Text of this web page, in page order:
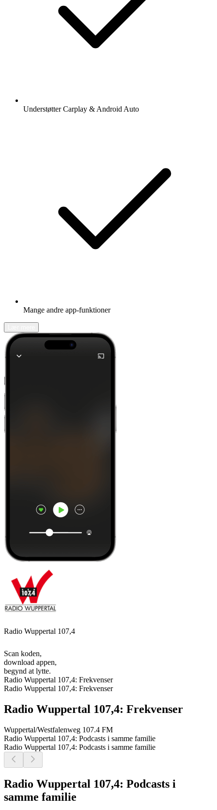
Understøtter Carplay & Android Auto
Mange andre app-funktioner
Radio Wuppertal 107,4
Scan koden,
download appen,
begynd at lytte.
Radio Wuppertal 107,4: Frekvenser
Radio Wuppertal 107,4: Frekvenser
Radio Wuppertal 107,4: Frekvenser
Wuppertal/Westfalenweg 107.4 FM
Radio Wuppertal 107,4: Podcasts i samme familie
Radio Wuppertal 107,4: Podcasts i samme familie
Radio Wuppertal 107,4: Podcasts i
samme familie